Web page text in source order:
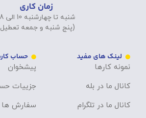
زمان کاری
شنبه تا چهارشنبه 10 الی 18
(پنج شنبه و جمعه
لینک های مفید
نمونه کارها
کانال ما در بله
کانال ما در تلگرام
حساب
پیشخوان
جزییات
سفارش ها